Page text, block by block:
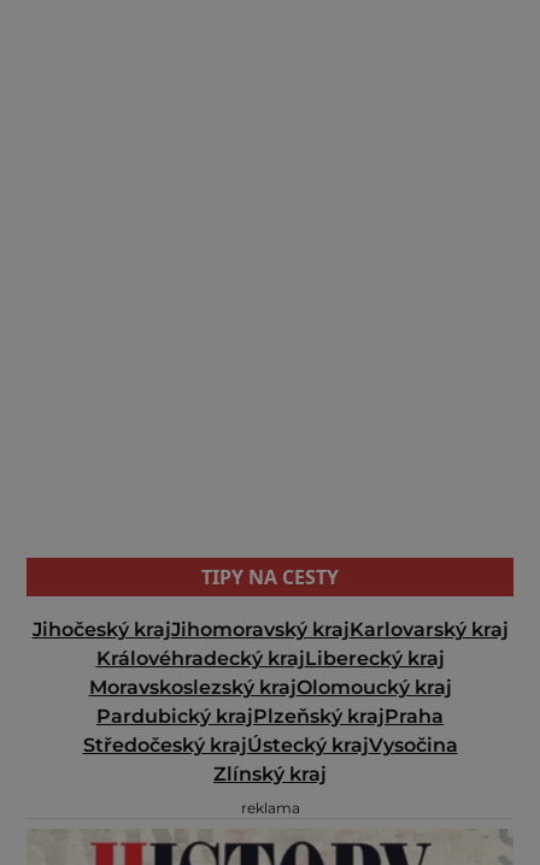
TIPY NA CESTY
Jihočeský krajJihomoravský krajKarlovarský kraj
Královéhradecký krajLiberecký kraj
Moravskoslezský krajOlomoucký kraj
Pardubický krajPlzeňský krajPraha
Středočeský krajÚstecký krajVysočina
Zlínský kraj
reklama